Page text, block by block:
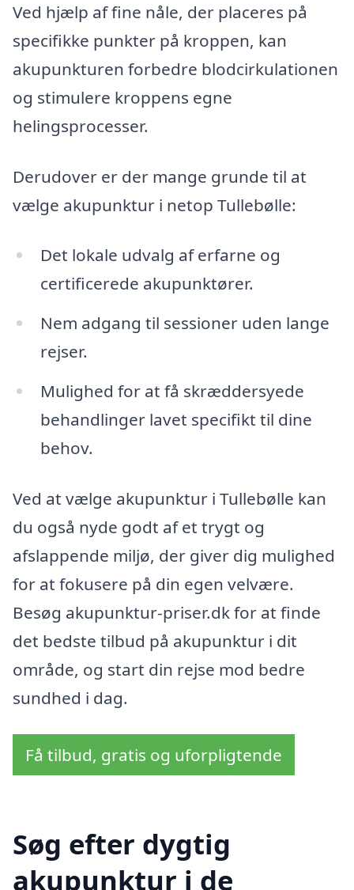
Ved hjælp af fine nåle, der placeres på
specifikke punkter på kroppen, kan
akupunkturen forbedre blodcirkulationen
og stimulere kroppens egne
helingsprocesser.
Derudover er der mange grunde til at
vælge akupunktur i netop Tullebølle:
Det lokale udvalg af erfarne og
certificerede akupunktører.
Nem adgang til sessioner uden lange
rejser.
Mulighed for at få skræddersyede
behandlinger lavet specifikt til dine
behov.
Ved at vælge akupunktur i Tullebølle kan
du også nyde godt af et trygt og
afslappende miljø, der giver dig mulighed
for at fokusere på din egen velvære.
Besøg akupunktur-priser.dk for at finde
det bedste tilbud på akupunktur i dit
område, og start din rejse mod bedre
sundhed i dag.
Få tilbud, gratis og uforpligtende
Søg efter dygtig
akupunktur i de